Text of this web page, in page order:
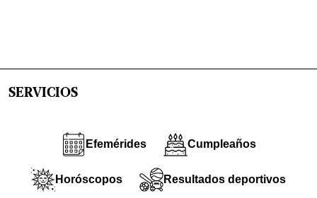
SERVICIOS
Efemérides Cumpleaños
Horóscopos Resultados deportivos